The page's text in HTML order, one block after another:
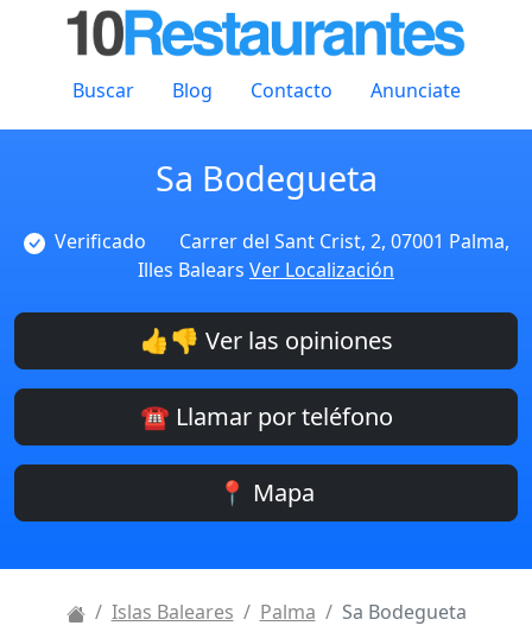
Buscar Blog Contacto Anunciate
Sa Bodegueta
Verificado
Carrer del Sant Crist, 2, 07001 Palma,
Illes Balears Ver Localización
👍👎 Ver las opiniones
☎️ Llamar por teléfono
📍 Mapa
Islas Baleares Palma Sa Bodegueta